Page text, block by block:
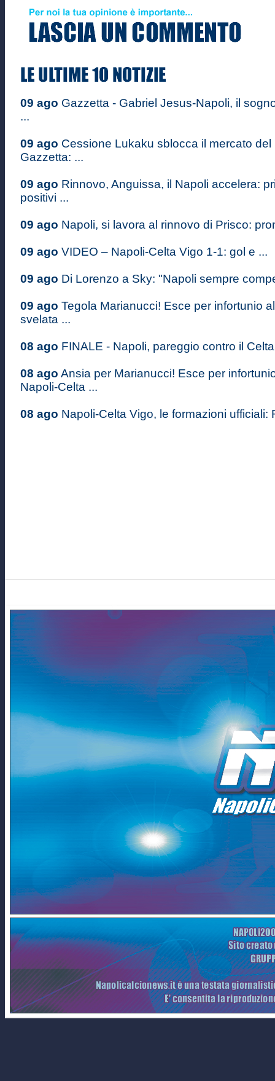
09 ago Gazzetta - Gabriel Jesus-Napoli, il
...
09 ago Cessione Lukaku sblocca il mercato del
Gazzetta: ...
09 ago Rinnovo, Anguissa, il Napoli accelera:
positivi ...
09 ago Napoli, si lavora al rinnovo di Prisco:
09 ago VIDEO – Napoli-Celta Vigo 1-1: gol e ...
09 ago Di Lorenzo a Sky: "Napoli sempre
09 ago Tegola Marianucci! Esce per infortunio
svelata ...
08 ago FINALE - Napoli, pareggio contro il
08 ago Ansia per Marianucci! Esce per
Napoli-Celta ...
08 ago Napoli-Celta Vigo, le formazioni ufficiali: